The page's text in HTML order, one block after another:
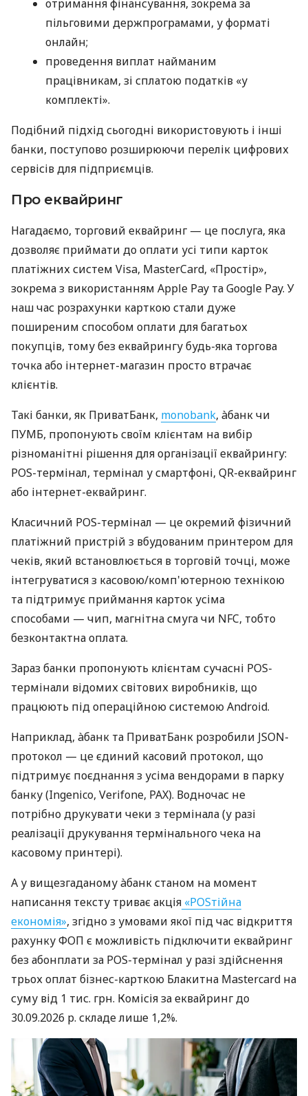
отримання фінансування, зокрема за
пільговими держпрограмами, у форматі
онлайн;
проведення виплат найманим
працівникам, зі сплатою податків «у
комплекті».
Подібний підхід сьогодні використовують і інші
банки, поступово розширюючи перелік цифрових
сервісів для підприємців.
Про еквайринг
Нагадаємо, торговий еквайринг — це послуга, яка
дозволяє приймати до оплати усі типи карток
платіжних систем Visa, MasterCard, «Простір»,
зокрема з використанням Apple Pay та Google Pay. У
наш час розрахунки карткою стали дуже
поширеним способом оплати для багатьох
покупців, тому без еквайрингу будь-яка торгова
точка або інтернет-магазин просто втрачає
клієнтів.
Такі банки, як ПриватБанк, monobank, àбанк чи
ПУМБ, пропонують своїм клієнтам на вибір
різноманітні рішення для організації еквайрингу:
POS-термінал, термінал у смартфоні, QR-еквайринг
або інтернет-еквайринг.
Класичний POS-термінал — це окремий фізичний
платіжний пристрій з вбудованим принтером для
чеків, який встановлюється в торговій точці, може
інтегруватися з касовою/комп'ютерною технікою
та підтримує приймання карток усіма
способами — чип, магнітна смуга чи NFC, тобто
безконтактна оплата.
Зараз банки пропонують клієнтам сучасні POS-
термінали відомих світових виробників, що
працюють під операційною системою Android.
Наприклад, àбанк та ПриватБанк розробили JSON-
протокол — це єдиний касовий протокол, що
підтримує поєднання з усіма вендорами в парку
банку (Ingenico, Verifone, PAX). Водночас не
потрібно друкувати чеки з термінала (у разі
реалізації друкування термінального чека на
касовому принтері).
А у вищезгаданому àбанк станом на момент
написання тексту триває акція «POSтійна
економія», згідно з умовами якої під час відкриття
рахунку ФОП є можливість підключити еквайринг
без абонплати за POS-термінал у разі здійснення
трьох оплат бізнес-карткою Блакитна Mastercard на
суму від 1 тис. грн. Комісія за еквайринг до
30.09.2026 р. складе лише 1,2%.